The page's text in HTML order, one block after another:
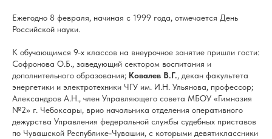
Ежегодно 8 февраля, начиная с 1999 года, отмечается День
Российской науки.
К обучающимся 9-х классов на внеурочное занятие пришли гости:
Софронова О.Б., заведующий сектором воспитания и
дополнительного образования; Ковалев В.Г., декан факультета
энергетики и электротехники ЧГУ им. И.Н. Ульянова, профессор;
Александров А.Н., член Управляющего совета МБОУ «Гимназия
№2» г. Чебоксары, врио начальника отделения оперативного
дежурства Управления федеральной службы судебных приставов
по Чувашской Республике-Чувашии, с которыми девятиклассники